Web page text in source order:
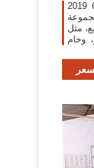
2019 حار بيع 6yl-68 صغيرة زيت جوز الهند طارد/
مثل
وخام